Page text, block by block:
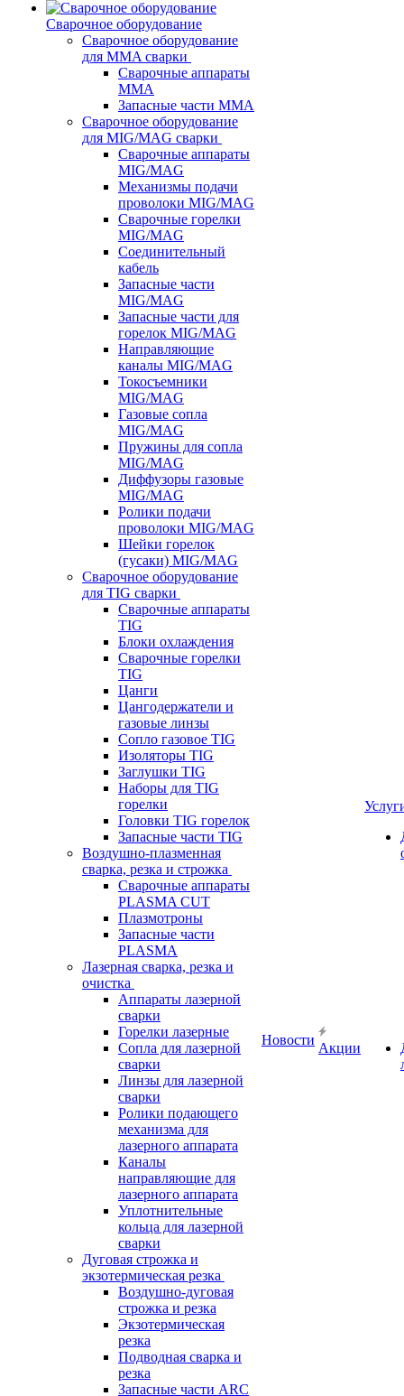
Сварочное оборудование
Сварочное оборудование
для MMA сварки
Сварочные аппараты
MMA
Запасные части MMA
Сварочное оборудование
для MIG/MAG сварки
Сварочные аппараты
MIG/MAG
Механизмы подачи
проволоки MIG/MAG
Сварочные горелки
MIG/MAG
Соединительный
кабель
Запасные части
MIG/MAG
Запасные части для
горелок MIG/MAG
Направляющие
каналы MIG/MAG
Токосъемники
MIG/MAG
Газовые сопла
MIG/MAG
Пружины для сопла
MIG/MAG
Диффузоры газовые
MIG/MAG
Ролики подачи
проволоки MIG/MAG
Шейки горелок
(гусаки) MIG/MAG
Сварочное оборудование
для TIG сварки
Сварочные аппараты
TIG
Блоки охлаждения
Сварочные горелки
TIG
Цанги
Цангодержатели и
газовые линзы
Сопло газовое TIG
Изоляторы TIG
Заглушки TIG
Наборы для TIG
горелки
Головки TIG горелок
Запасные части TIG
Воздушно-плазменная
сварка, резка и строжка
Сварочные аппараты
PLASMA CUT
Плазмотроны
Запасные части
PLASMA
Лазерная сварка, резка и
очистка
Аппараты лазерной
сварки
Горелки лазерные
Сопла для лазерной
сварки
Линзы для лазерной
сварки
Ролики подающего
механизма для
лазерного аппарата
Каналы
направляющие для
лазерного аппарата
Уплотнительные
кольца для лазерной
сварки
Дуговая строжка и
экзотермическая резка
Воздушно-дуговая
строжка и резка
Экзотермическая
резка
Подводная сварка и
резка
Запасные части ARC
Новости
Акции